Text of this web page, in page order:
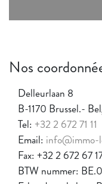
Ik heb het
Nos
Delleurlaan 8
B-1170 Brussel.-
Tel: +32 2 672 71 11
Email: info@immo-
Fax: +32 2 672 67
BTW nummer: